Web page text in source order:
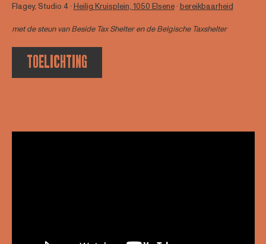
TOELICHTING
Flagey, Studio 4 ∙Heilig Kruisplein, 1050 Elsene∙bereikbaarheid
met de steun vanBeside Tax Shelteren de Belgische Taxshelter